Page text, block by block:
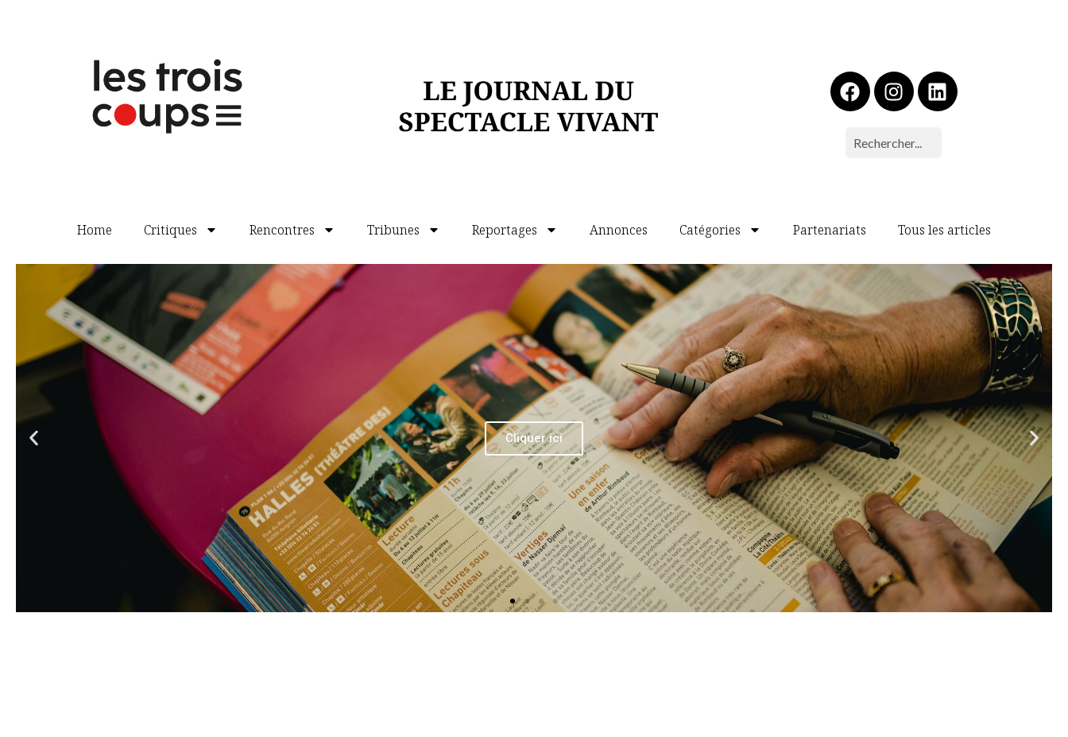
Home Critiques Rencontres Tribunes Reportages Annonces Catégories Partenariats Tous les articles
Cliquer ici